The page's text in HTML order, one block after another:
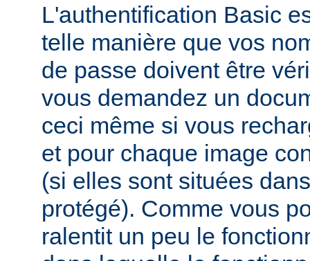
L'authentification Basic
telle manière que vos
de passe doivent être
vous demandez un
ceci même si vous
et pour chaque image
(si elles sont situées
protégé). Comme vous
ralentit un peu le